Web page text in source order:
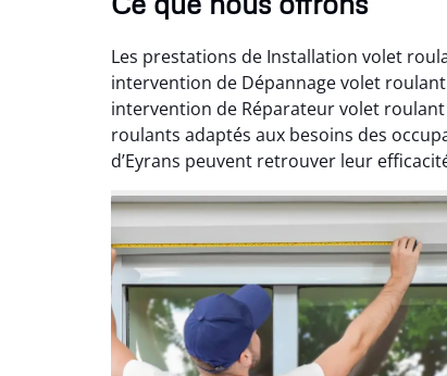
Les prestations de Installation volet
intervention de Dépannage volet
intervention de Réparateur volet
roulants adaptés aux besoins des
d’Eyrans peuvent retrouver leur